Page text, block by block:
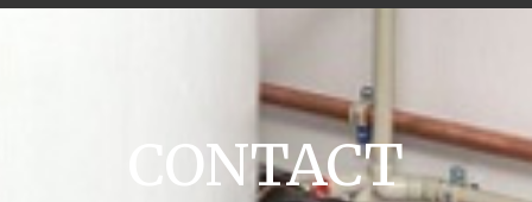
CONTACT